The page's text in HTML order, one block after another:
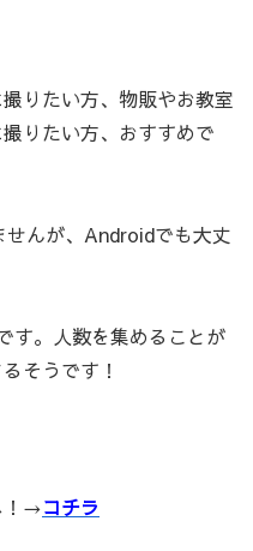
りたい方、物販やお教室
りたい方、おすすめで
んが、Androidでも大丈
す。人数を集めることが
そうです！
！→コチラ